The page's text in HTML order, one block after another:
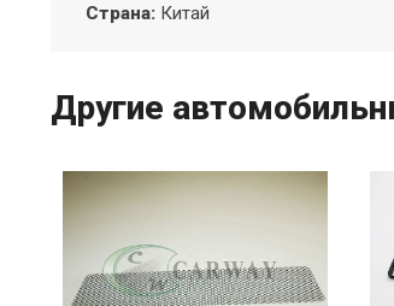
Страна: Китай
Другие